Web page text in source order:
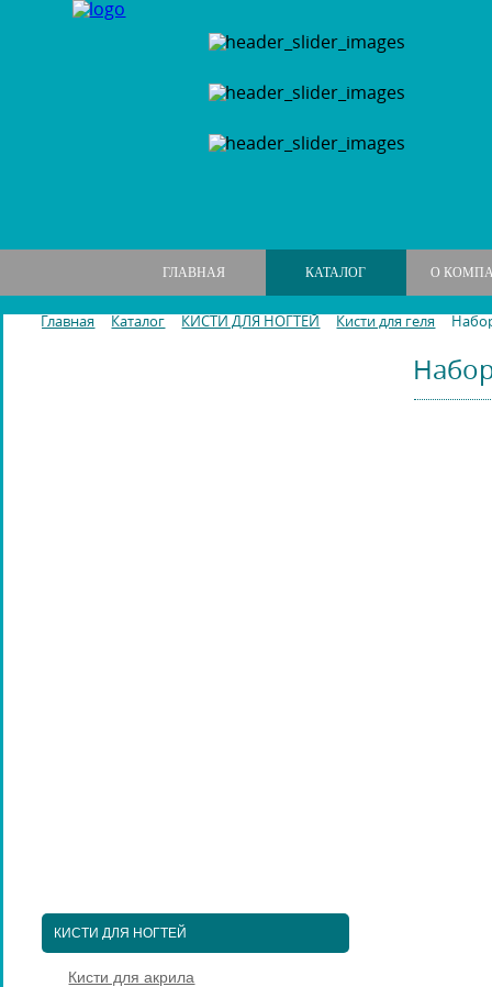
ГЛАВНАЯ КАТАЛОГ О
Главная Каталог КИСТИ ДЛЯ НОГТЕЙ Кисти для геля
КИСТИ ДЛЯ НОГТЕЙ
Кисти для акрила